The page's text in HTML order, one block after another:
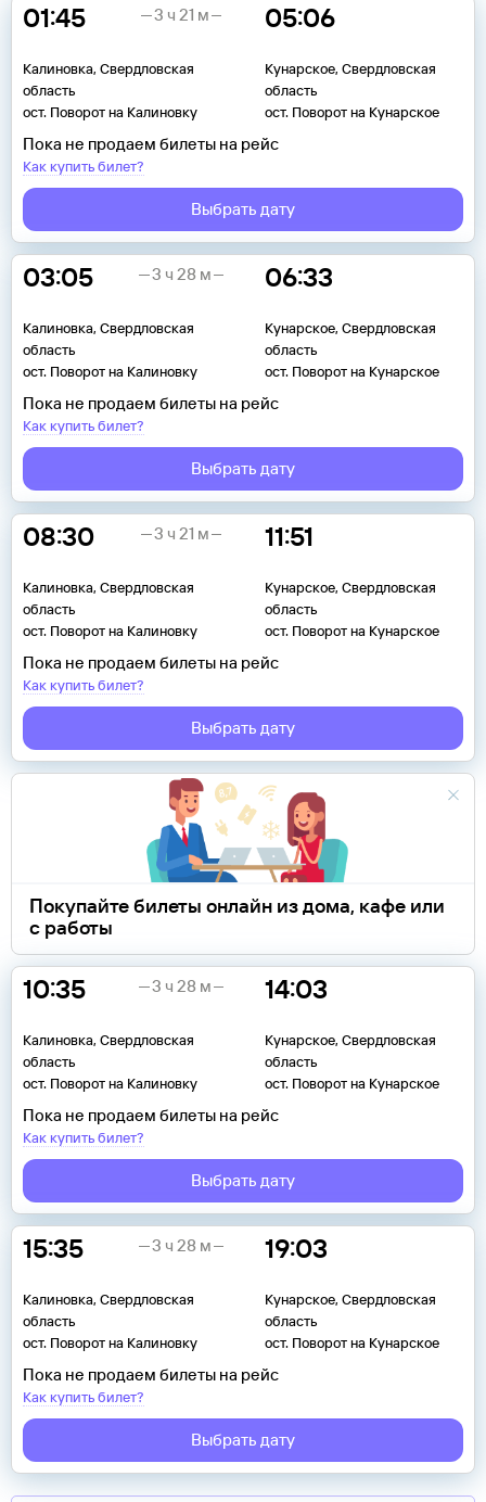
01:45
Калиновка, Свердловская
область
ост. Поворот на Калиновку
05:06
Кунарское, Свердловская
область
ост. Поворот на Кунарское
3 ч 21 м
Пока не продаем билеты на рейс
Как купить билет?
Выбрать дату
03:05
Калиновка, Свердловская
область
ост. Поворот на Калиновку
06:33
Кунарское, Свердловская
область
ост. Поворот на Кунарское
3 ч 28 м
Пока не продаем билеты на рейс
Как купить билет?
Выбрать дату
08:30
Калиновка, Свердловская
область
ост. Поворот на Калиновку
11:51
Кунарское, Свердловская
область
ост. Поворот на Кунарское
3 ч 21 м
Пока не продаем билеты на рейс
Как купить билет?
Выбрать дату
Покупайте билеты онлайн из дома, кафе или
с работы
10:35
Калиновка, Свердловская
область
ост. Поворот на Калиновку
14:03
Кунарское, Свердловская
область
ост. Поворот на Кунарское
3 ч 28 м
Пока не продаем билеты на рейс
Как купить билет?
Выбрать дату
15:35
Калиновка, Свердловская
область
ост. Поворот на Калиновку
19:03
Кунарское, Свердловская
область
ост. Поворот на Кунарское
3 ч 28 м
Пока не продаем билеты на рейс
Как купить билет?
Выбрать дату